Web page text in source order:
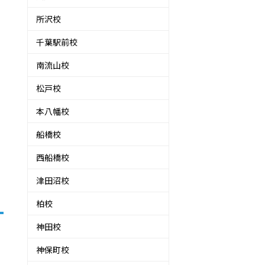
所沢校
千葉駅前校
南流山校
松戸校
本八幡校
船橋校
西船橋校
津田沼校
柏校
神田校
神保町校